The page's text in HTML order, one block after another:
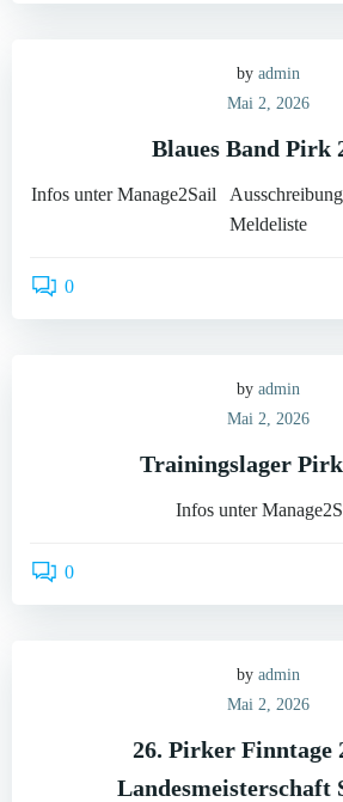
by admin
Mai 2, 2026
Blaues Band Pirk
Infos unter Manage2Sail
Meldeliste
0
by admin
Mai 2, 2026
Trainingslager Pirk
Infos unter
0
by admin
Mai 2, 2026
26. Pirker Finntage
Landesmeisterschaft